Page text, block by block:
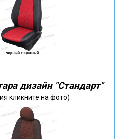
дизайн "Стандарт"
кликните на фото)